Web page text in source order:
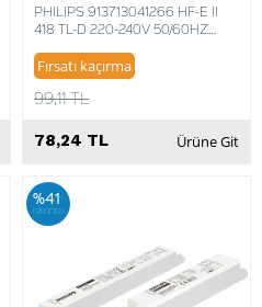
PHILIPS 913713041266 HF-E II
418 TL-D 220-240V 50/60HZ
Fırsatı kaçırma
99,11 TL
78,24 TL Ürüne Git
%41
iskonto